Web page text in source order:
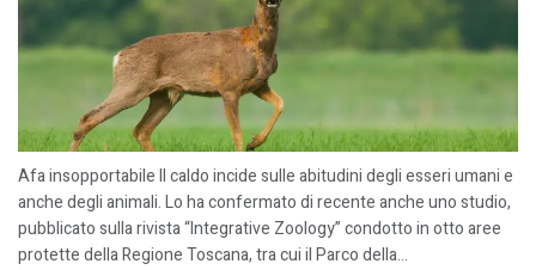
Afa insopportabile Il caldo incide sulle abitudini degli esseri umani e
anche degli animali. Lo ha confermato di recente anche uno studio,
pubblicato sulla rivista “Integrative Zoology” condotto in otto aree
protette della Regione Toscana, tra cui il Parco della...